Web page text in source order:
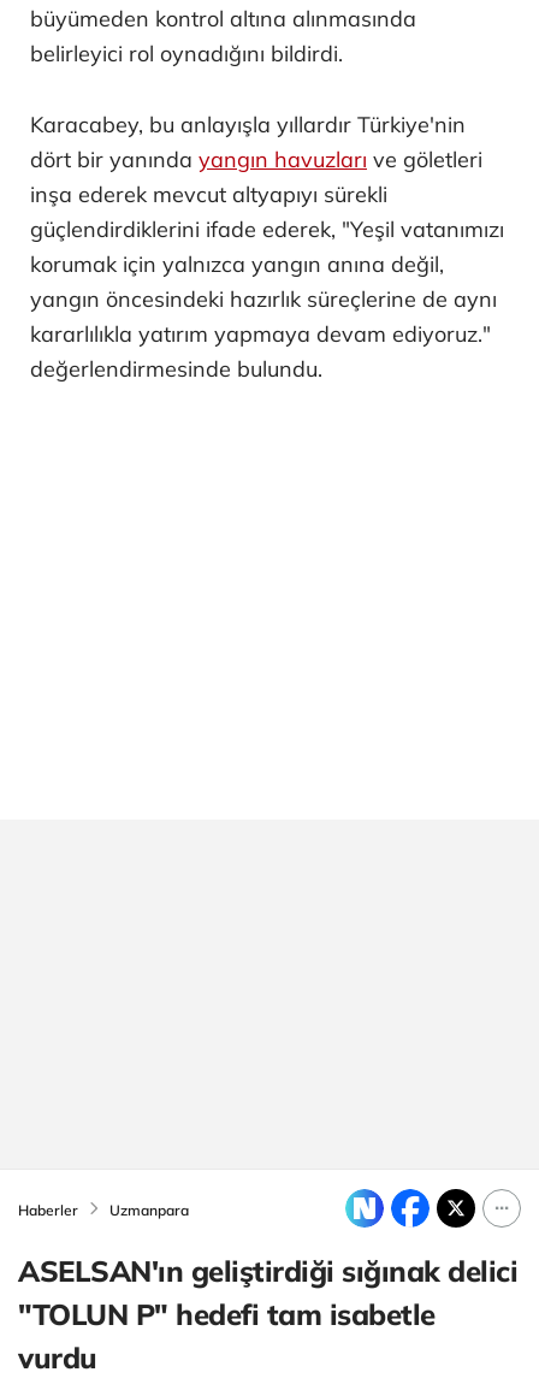
büyümeden kontrol altına alınmasında
belirleyici rol oynadığını bildirdi.
Karacabey, bu anlayışla yıllardır Türkiye'nin
dört bir yanında yangın havuzları ve göletleri
inşa ederek mevcut altyapıyı sürekli
güçlendirdiklerini ifade ederek, "Yeşil vatanımızı
korumak için yalnızca yangın anına değil,
yangın öncesindeki hazırlık süreçlerine de aynı
kararlılıkla yatırım yapmaya devam ediyoruz."
değerlendirmesinde bulundu.
Haberler Uzmanpara
ASELSAN'ın geliştirdiği sığınak delici
"TOLUN P" hedefi tam isabetle
vurdu